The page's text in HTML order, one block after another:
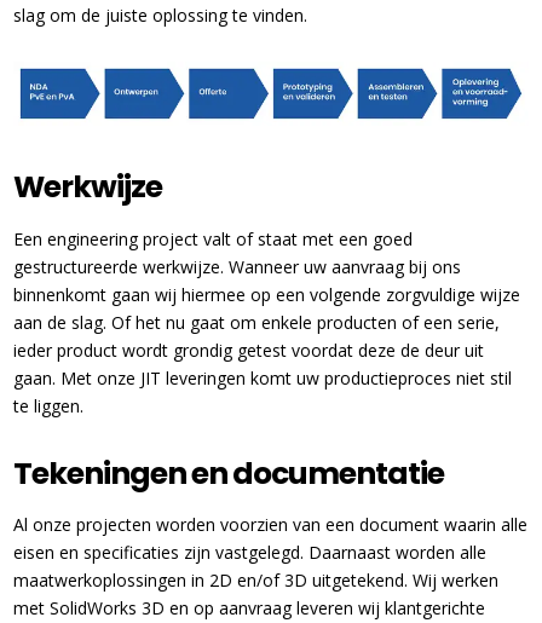
slag om de juiste oplossing te vinden.
Werkwijze
Een engineering project valt of staat met een goed
gestructureerde werkwijze. Wanneer uw aanvraag bij ons
binnenkomt gaan wij hiermee op een volgende zorgvuldige wijze
aan de slag. Of het nu gaat om enkele producten of een serie,
ieder product wordt grondig getest voordat deze de deur uit
gaan. Met onze JIT leveringen komt uw productieproces niet stil
te liggen.
Tekeningen en documentatie
Al onze projecten worden voorzien van een document waarin alle
eisen en specificaties zijn vastgelegd. Daarnaast worden alle
maatwerkoplossingen in 2D en/of 3D uitgetekend. Wij werken
met SolidWorks 3D en op aanvraag leveren wij klantgerichte